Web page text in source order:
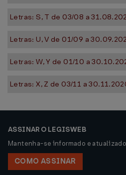
Letras: S, T de 03/08 a
Letras: U, V de 01/09 a
Letras: W, Y de 01/10 a
Letras: X, Z de 03/11 a
ASSINAR O LEGISWEB
Mantenha-se informado e
COMO ASSINAR